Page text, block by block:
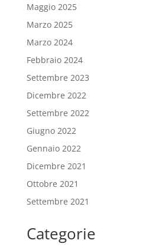
Maggio 2025
Marzo 2025
Marzo 2024
Febbraio 2024
Settembre 2023
Dicembre 2022
Settembre 2022
Giugno 2022
Gennaio 2022
Dicembre 2021
Ottobre 2021
Settembre 2021
Categorie